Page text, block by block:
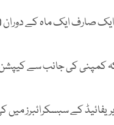
لنکس کو اپنی پوسٹس میں ایڈ کرسکتا ہے۔
کمپنی کی جانب سے
کے سبسکرائبرز